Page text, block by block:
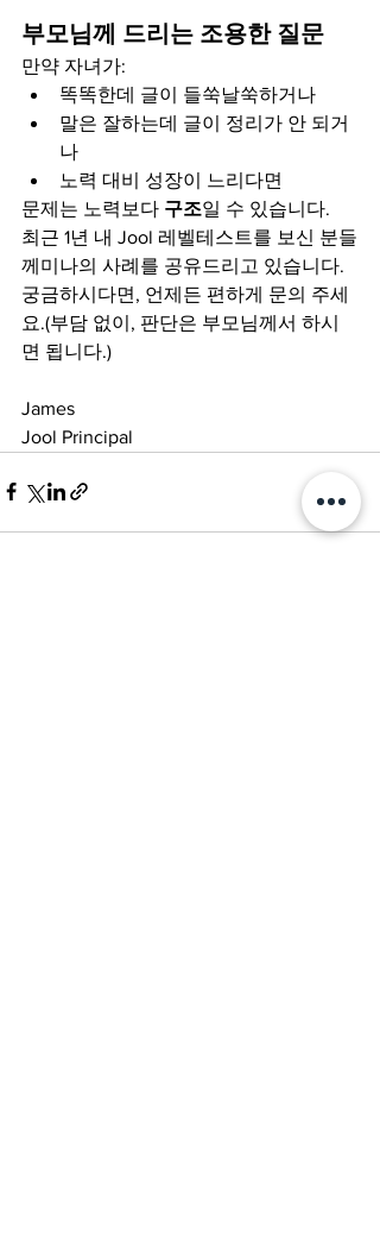
부모님께 드리는 조용한 질문
만약 자녀가:
똑똑한데 글이 들쑥날쑥하거나
말은 잘하는데 글이 정리가 안 되거
나
노력 대비 성장이 느리다면
문제는 노력보다 구조일 수 있습니다.
최근 1년 내 Jool 레벨테스트를 보신 분들
께미나의 사례를 공유드리고 있습니다.
궁금하시다면, 언제든 편하게 문의 주세
요.(부담 없이, 판단은 부모님께서 하시
면 됩니다.)
James
Jool Principal